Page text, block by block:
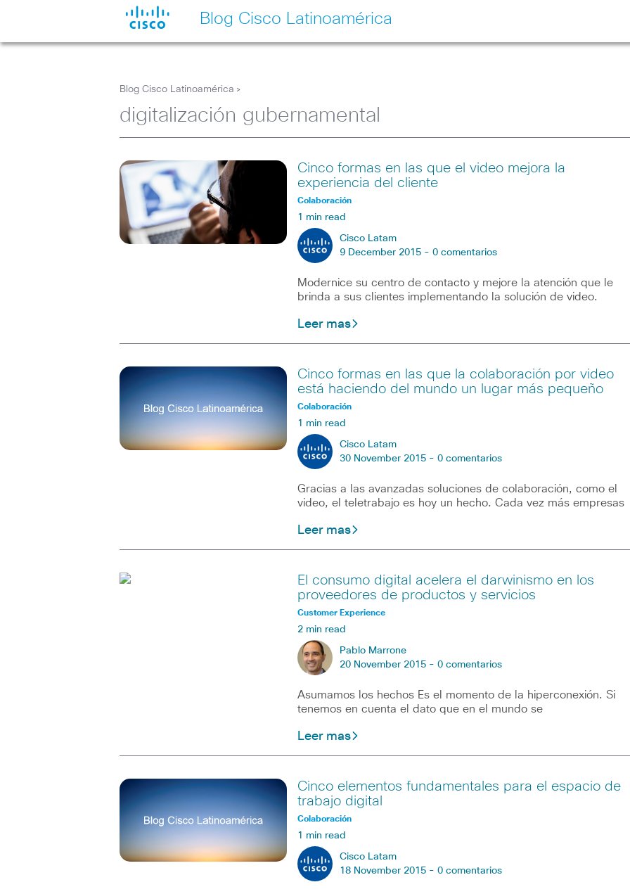
Blog Cisco Latinoamérica
Blog Cisco Latinoamérica >
digitalización gubernamental
Cinco formas en las que el video mejora la
experiencia del cliente
Colaboración
1 min read
Cisco Latam
9 December 2015 - 0 comentarios
Modernice su centro de contacto y mejore la atención que le
brinda a sus clientes implementando la solución de video.
Leer mas
Cinco formas en las que la colaboración por video
está haciendo del mundo un lugar más pequeño
Colaboración
1 min read
Cisco Latam
30 November 2015 - 0 comentarios
Gracias a las avanzadas soluciones de colaboración, como el
video, el teletrabajo es hoy un hecho. Cada vez más empresas
Leer mas
El consumo digital acelera el darwinismo en los
proveedores de productos y servicios
Customer Experience
2 min read
Pablo Marrone
20 November 2015 - 0 comentarios
Asumamos los hechos Es el momento de la hiperconexión. Si
tenemos en cuenta el dato que en el mundo se
Leer mas
Cinco elementos fundamentales para el espacio de
trabajo digital
Colaboración
1 min read
Cisco Latam
18 November 2015 - 0 comentarios